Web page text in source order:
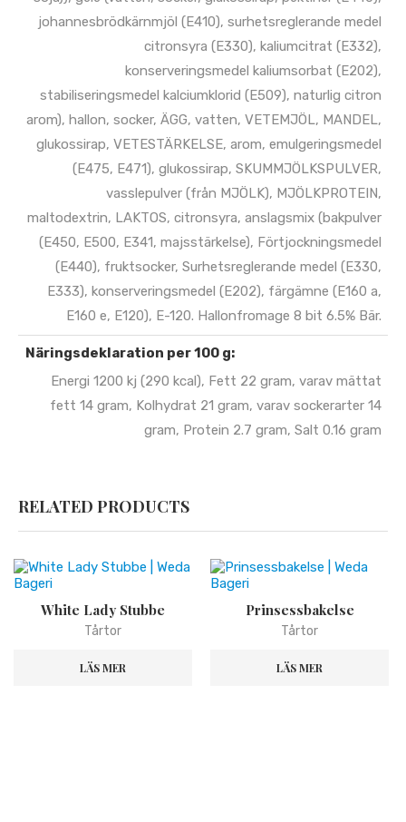
johannesbrödkärnmjöl (E410), surhetsreglerande medel
citronsyra (E330), kaliumcitrat (E332),
konserveringsmedel kaliumsorbat (E202),
stabiliseringsmedel kalciumklorid (E509), naturlig citron
arom), hallon, socker, ÄGG, vatten, VETEMJÖL, MANDEL,
glukossirap, VETESTÄRKELSE, arom, emulgeringsmedel
(E475, E471), glukossirap, SKUMMJÖLKSPULVER,
vasslepulver (från MJÖLK), MJÖLKPROTEIN,
maltodextrin, LAKTOS, citronsyra, anslagsmix (bakpulver
(E450, E500, E341, majsstärkelse), Förtjockningsmedel
(E440), fruktsocker, Surhetsreglerande medel (E330,
E333), konserveringsmedel (E202), färgämne (E160 a,
E160 e, E120), E-120. Hallonfromage 8 bit 6.5% Bär.
Näringsdeklaration per 100 g:
Energi 1200 kj (290 kcal), Fett 22 gram, varav mättat
fett 14 gram, Kolhydrat 21 gram, varav sockerarter 14
gram, Protein 2.7 gram, Salt 0.16 gram
RELATED PRODUCTS
White Lady Stubbe
Tårtor
LÄS MER
Prinsessbakelse
Tårtor
LÄS MER